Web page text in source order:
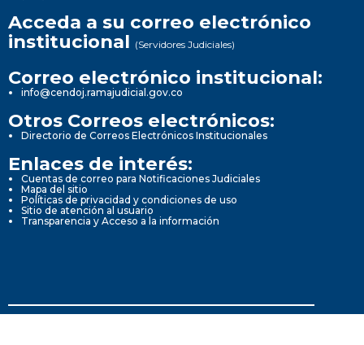
Acceda a su correo electrónico
institucional (Servidores Judiciales)
Correo electrónico institucional:
info@cendoj.ramajudicial.gov.co
Otros Correos electrónicos:
Directorio de Correos Electrónicos Institucionales
Enlaces de interés:
Cuentas de correo para Notificaciones Judiciales
Mapa del sitio
Políticas de privacidad y condiciones de uso
Sitio de atención al usuario
Transparencia y Acceso a la información